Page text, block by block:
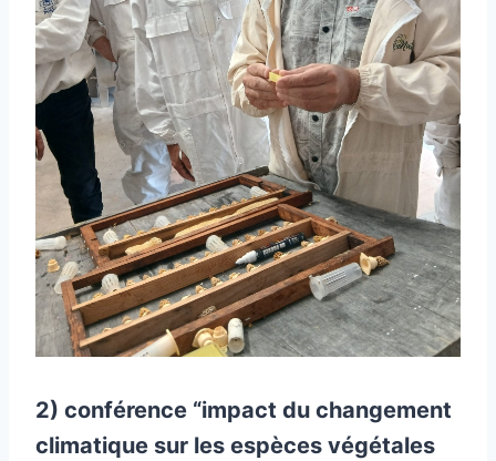
2) conférence “impact du changement
climatique sur les espèces végétales